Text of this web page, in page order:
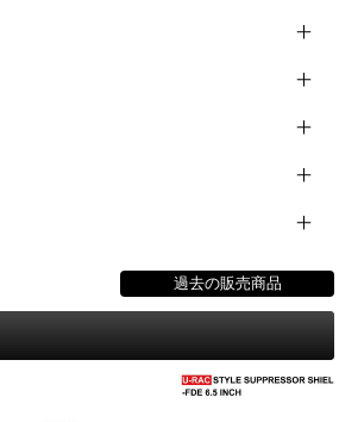
過去の販売商品